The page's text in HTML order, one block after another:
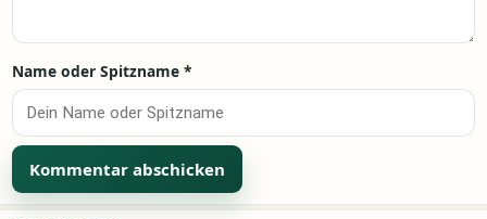
Name oder Spitzname *